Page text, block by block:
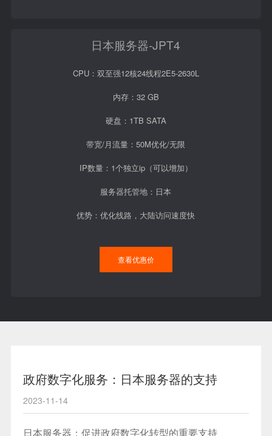
日本服务器-JPT4
CPU：双至强12核24线程2E5-2630L
内存：32 GB
硬盘：1TB SATA
带宽/月流量：50M优化/无限
IP数量：1个独立ip（可以增加）
服务器托管地：日本
优势：优化线路，大陆访问速度快
查看优惠价
政府数字化服务：日本服务器的支持
2023-11-14
日本服务器：促进政府数字化转型的重要支持